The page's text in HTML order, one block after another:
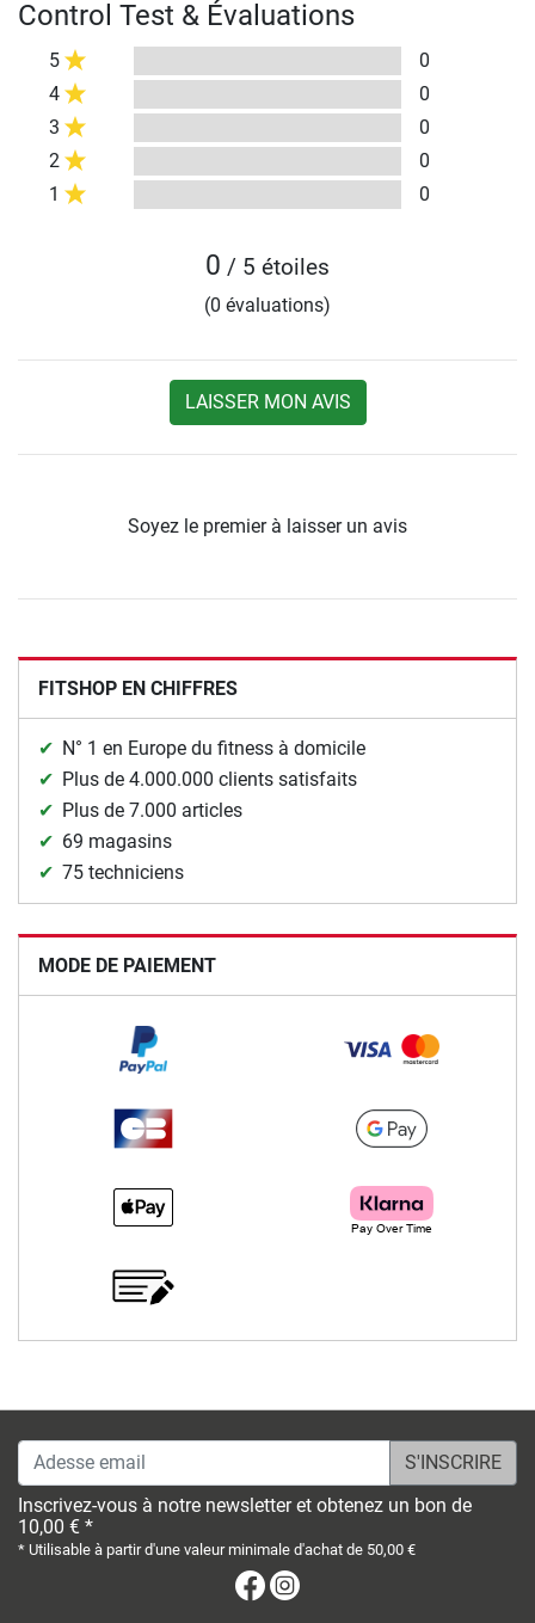
Control Test & Évaluations
5
0
4
0
3
0
2
0
1
0
0 / 5 étoiles
(0 évaluations)
LAISSER MON AVIS
Soyez le premier à laisser un avis
FITSHOP EN CHIFFRES
N° 1 en Europe du fitness à domicile
Plus de 4.000.000 clients satisfaits
Plus de 7.000 articles
69 magasins
75 techniciens
MODE DE PAIEMENT
Adesse email
Inscrivez-vous à notre newsletter et obtenez un bon de
10,00 € *
* Utilisable à partir d'une valeur minimale d'achat de 50,00 €
Facebook